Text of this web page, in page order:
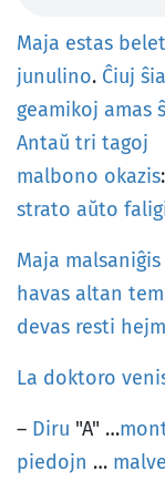
Maja estas
junulino. Ĉiuj
geamikoj amas
Antaŭ tri tagoj
malbono okazis:
strato aŭto
Maja malsaniĝis
havas altan
devas resti
La doktoro
– Diru "A" …
piedojn …